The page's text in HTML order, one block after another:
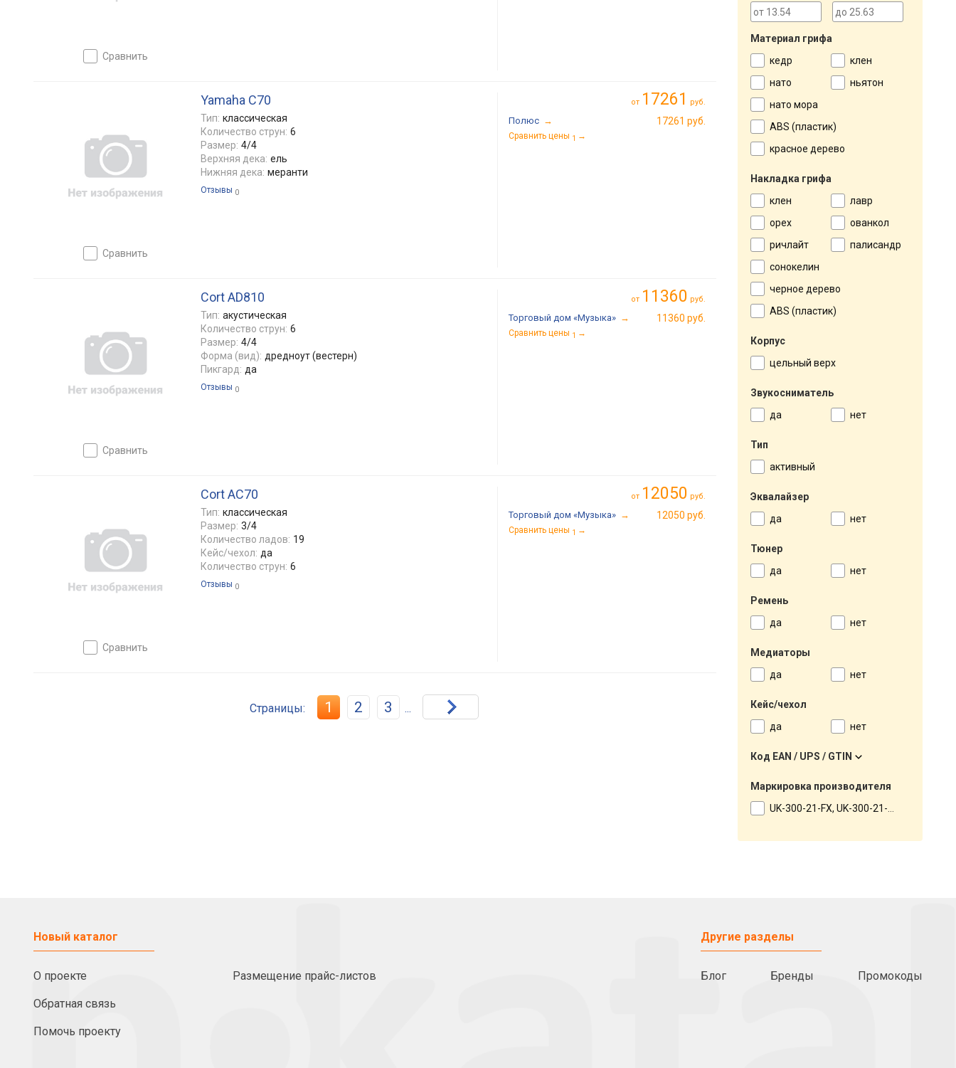
сравнить
сравнить
Yamaha C70
Тип: классическая
Количество струн: 6
Размер: 4/4
Верхняя дека: ель
Нижняя дека: меранти
Отзывы 0
от 17261 руб.
Полюс → 17261 руб.
Сравнить цены 1 →
сравнить
Cort AD810
Тип: акустическая
Количество струн: 6
Размер: 4/4
Форма (вид): дредноут (вестерн)
Пикгард: да
Отзывы 0
от 11360 руб.
Торговый дом «Музыка» → 11360 руб.
Сравнить цены 1 →
сравнить
Cort AC70
Тип: классическая
Размер: 3/4
Количество ладов: 19
Кейс/чехол: да
Количество струн: 6
Отзывы 0
от 12050 руб.
Торговый дом «Музыка» → 12050 руб.
Сравнить цены 1 →
Страницы: 1 2 3 ...
Материал грифа
кедр
клен
нато
ньятон
нато мора
ABS (пластик)
красное дерево
Накладка грифа
клен
лавр
орех
ованкол
ричлайт
палисандр
сонокелин
черное дерево
ABS (пластик)
Корпус
цельный верх
Звукосниматель
да
нет
Тип
активный
Эквалайзер
да
нет
Тюнер
да
нет
Ремень
да
нет
Медиаторы
да
нет
Кейс/чехол
да
нет
Код EAN / UPS / GTIN
Маркировка производителя
UK-300-21-FX, UK-300-21-XL, UK-300-21-YD, UK-300-21-YG
Новый каталог
О проекте
Обратная связь
Помочь проекту
Размещение прайс-листов
Другие разделы
Блог Бренды Промокоды